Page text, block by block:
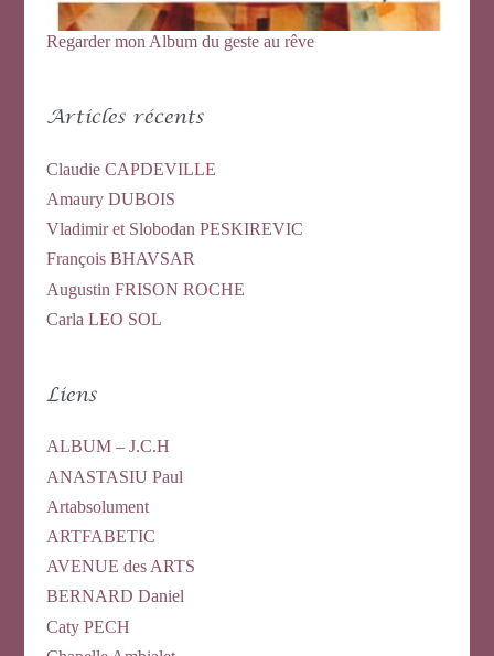
Regarder mon Album du geste au rêve
Articles récents
Claudie CAPDEVILLE
Amaury DUBOIS
Vladimir et Slobodan PESKIREVIC
François BHAVSAR
Augustin FRISON ROCHE
Carla LEO SOL
Liens
ALBUM – J.C.H
ANASTASIU Paul
Artabsolument
ARTFABETIC
AVENUE des ARTS
BERNARD Daniel
Caty PECH